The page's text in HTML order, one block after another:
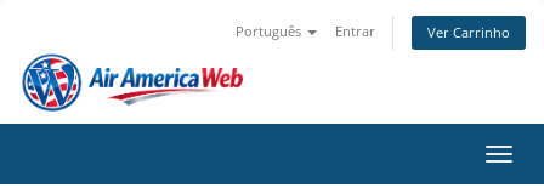
Português Entrar Ver Carrinho